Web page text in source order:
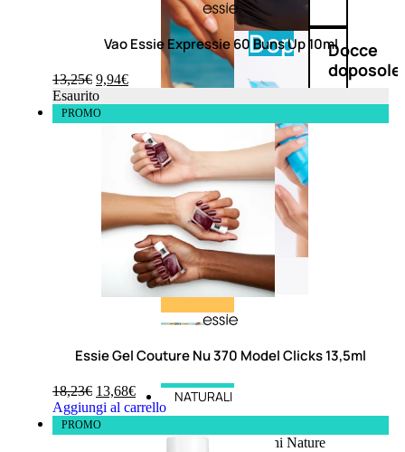
Doposole
Docce
doposole
NATURALI
Viso/Labbra/Occhi Nature
Vao Essie Expressie 60 Buns Up 10ml
13,25€ 9,94€
Esaurito
PROMO
Essie Gel Couture Nu 370 Model Clicks 13,5ml
18,23€ 13,68€
Aggiungi al carrello
PROMO